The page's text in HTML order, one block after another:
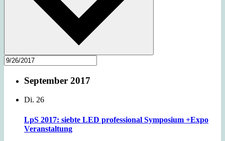
September 2017
Di. 26
LpS 2017: siebte LED professional Symposium +Expo
Veranstaltung